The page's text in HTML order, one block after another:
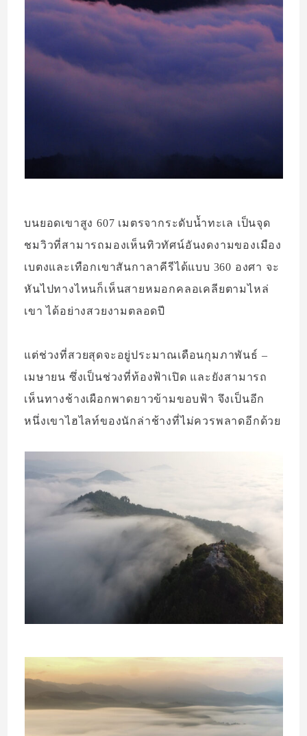
บนยอดเขาสูง 607 เมตรจากระดับน้ำทะเล เป็นจุด
ชมวิวที่สามารถมองเห็นทิวทัศน์อันงดงามของเมือง
เบตงและเทือกเขาสันกาลาคีรีได้แบบ 360 องศา จะ
หันไปทางไหนก็เห็นสายหมอกคลอเคลียตามไหล่
เขา ได้อย่างสวยงามตลอดปี
แต่ช่วงที่สวยสุดจะอยู่ประมาณเดือนกุมภาพันธ์ –
เมษายน ซึ่งเป็นช่วงที่ท้องฟ้าเปิด และยังสามารถ
เห็นทางช้างเผือกพาดยาวข้ามขอบฟ้า จึงเป็นอีก
หนึ่งเขาไฮไลท์ของนักล่าช้างที่ไม่ควรพลาดอีกด้วย